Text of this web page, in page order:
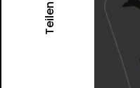
Teilen